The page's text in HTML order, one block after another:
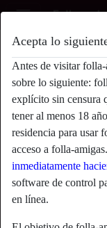
Acepta lo
Antes de visitar
sobre lo siguiente:
explícito sin censura
tener al menos 18
residencia para usar
acceso a folla-
inmediatamente
software de control
en línea.
radio_button_checked